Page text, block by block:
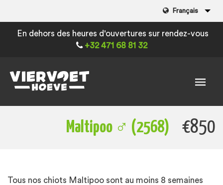
Français
En dehors des heures d'ouvertures sur rendez-vous
+32 471 68 81 32
Maltipoo ♂ (2568) €850
Tous nos chiots Maltipoo sont au moins 8 semaines